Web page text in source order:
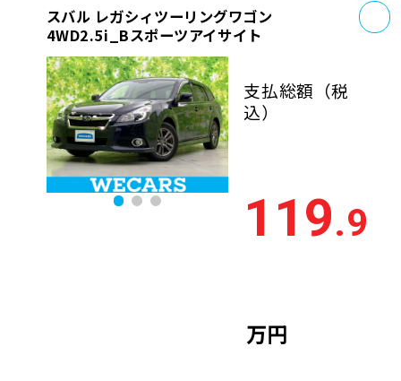
スバル レガシィツーリングワゴン
4WD2.5i_Bスポーツアイサイト
支払総額 （税
込）
119.9
万円